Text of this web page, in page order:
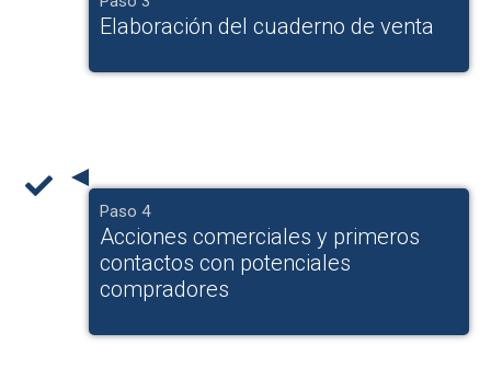
Elaboración del cuaderno de venta
Paso 4
Acciones comerciales y primeros
contactos con potenciales
compradores